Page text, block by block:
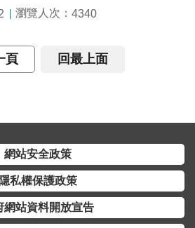
瀏覽人次： 4340
頁 回最上面
網站安全政策
隱私權保護政策
網站資料開放宣告